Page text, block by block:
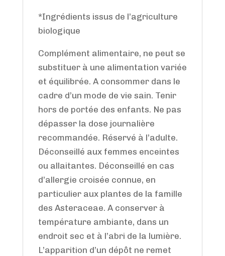
*Ingrédients issus de l’agriculture
biologique
Complément alimentaire, ne peut se
substituer à une alimentation variée
et équilibrée. A consommer dans le
cadre d’un mode de vie sain. Tenir
hors de portée des enfants. Ne pas
dépasser la dose journalière
recommandée. Réservé à l’adulte.
Déconseillé aux femmes enceintes
ou allaitantes. Déconseillé en cas
d’allergie croisée connue, en
particulier aux plantes de la famille
des Asteraceae. A conserver à
température ambiante, dans un
endroit sec et à l’abri de la lumière.
L’apparition d’un dépôt ne remet